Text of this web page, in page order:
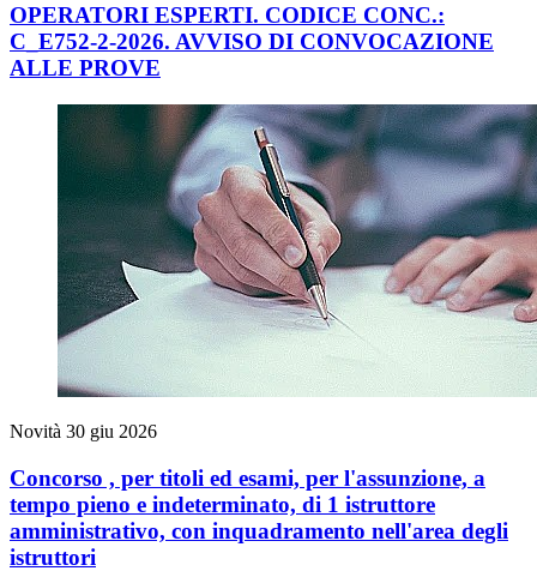
OPERATORI ESPERTI. CODICE CONC.:
C_E752-2-2026. AVVISO DI CONVOCAZIONE
ALLE PROVE
Novità 30 giu 2026
Concorso , per titoli ed esami, per l'assunzione, a
tempo pieno e indeterminato, di 1 istruttore
amministrativo, con inquadramento nell'area degli
istruttori